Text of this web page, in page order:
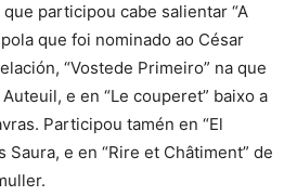
participou cabe salientar “A
que foi nominado ao César
“Vostede Primeiro” na que
e en “Le couperet” baixo a
Participou tamén en “El
Saura, e en “Rire et Châtiment” de